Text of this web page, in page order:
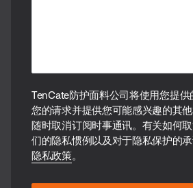
TenCate防护面料公司将使用您提
您的请求并提供您可能感兴趣的其
随时取消订阅时事通讯。有关如何
们的隐私惯例以及对于隐私保护的
隐私政策。